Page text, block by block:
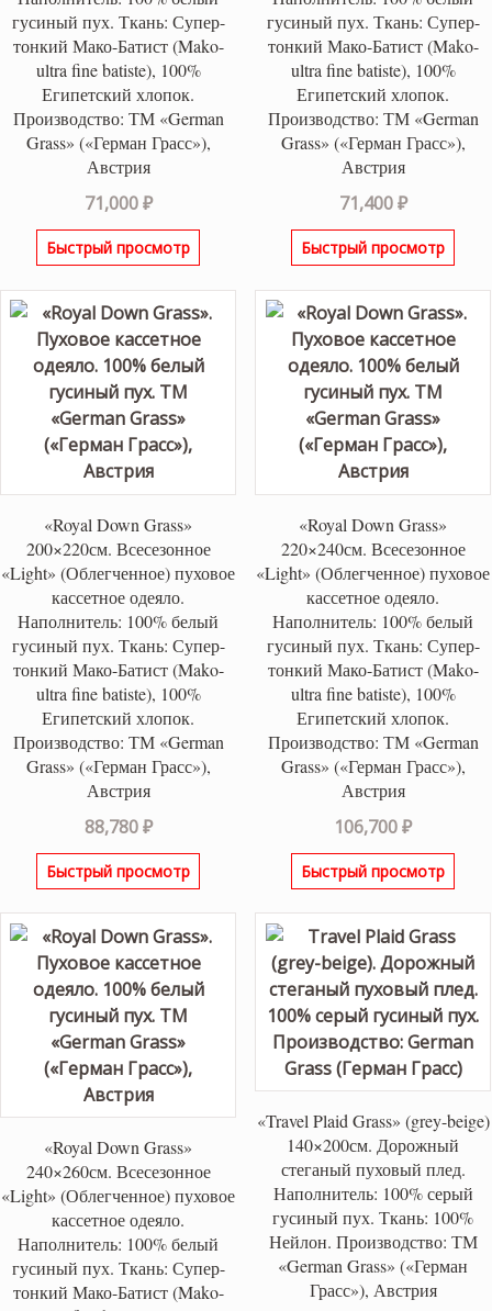
гусиный пух. Ткань: Супер-
тонкий Мако-Батист (Mako-
ultra fine batiste), 100%
Египетский хлопок.
Производство: ТМ «German
Grass» («Герман Грасс»),
Австрия
71,000₽
Быстрый просмотр
гусиный пух. Ткань: Супер-
тонкий Мако-Батист (Mako-
ultra fine batiste), 100%
Египетский хлопок.
Производство: ТМ «German
Grass» («Герман Грасс»),
Австрия
71,400₽
Быстрый просмотр
«Royal Down Grass»
200×220см. Всесезонное
«Light» (Облегченное) пуховое
кассетное одеяло.
Наполнитель: 100% белый
гусиный пух. Ткань: Супер-
тонкий Мако-Батист (Mako-
ultra fine batiste), 100%
Египетский хлопок.
Производство: ТМ «German
Grass» («Герман Грасс»),
Австрия
88,780₽
Быстрый просмотр
«Royal Down Grass»
220×240см. Всесезонное
«Light» (Облегченное) пуховое
кассетное одеяло.
Наполнитель: 100% белый
гусиный пух. Ткань: Супер-
тонкий Мако-Батист (Mako-
ultra fine batiste), 100%
Египетский хлопок.
Производство: ТМ «German
Grass» («Герман Грасс»),
Австрия
106,700₽
Быстрый просмотр
«Royal Down Grass»
240×260см. Всесезонное
«Light» (Облегченное) пуховое
кассетное одеяло.
Наполнитель: 100% белый
гусиный пух. Ткань: Супер-
тонкий Мако-Батист (Mako-
«Travel Plaid Grass» (grey-beige)
140×200см. Дорожный
стеганый пуховый плед.
Наполнитель: 100% серый
гусиный пух. Ткань: 100%
Нейлон. Производство: ТМ
«German Grass» («Герман
Грасс»), Австрия